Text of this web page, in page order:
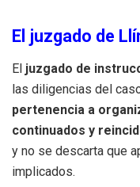
El juzgado de
El juzgado de
las diligencias del
pertenencia a
continuados y
y no se descarta que
implicados.